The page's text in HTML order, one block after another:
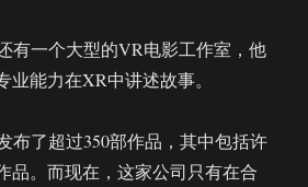
有一个大型的VR电影工作室，他
业能力在XR中讲述故事。
布了超过350部作品，其中包括许
品。而现在，这家公司只有在合